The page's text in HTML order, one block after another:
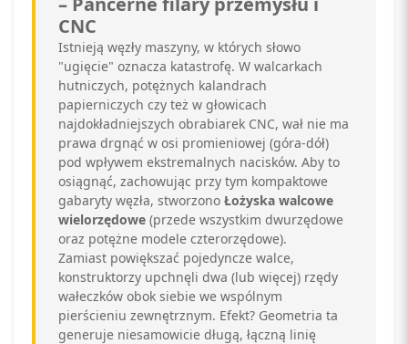
CNC
Istnieją węzły maszyny, w których słowo
"ugięcie" oznacza katastrofę. W walcarkach
hutniczych, potężnych kalandrach
papierniczych czy też w głowicach
najdokładniejszych obrabiarek CNC, wał nie ma
prawa drgnąć w osi promieniowej (góra-dół)
pod wpływem ekstremalnych nacisków. Aby to
osiągnąć, zachowując przy tym kompaktowe
gabaryty węzła, stworzono Łożyska walcowe
wielorzędowe (przede wszystkim dwurzędowe
oraz potężne modele czterorzędowe).
Zamiast powiększać pojedyncze walce,
konstruktorzy upchnęli dwa (lub więcej) rzędy
wałeczków obok siebie we wspólnym
pierścieniu zewnętrznym. Efekt? Geometria ta
generuje niesamowicie długą, łączną linię